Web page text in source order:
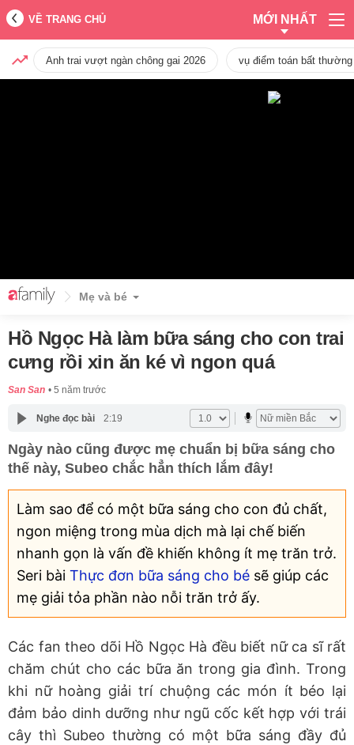
VỀ TRANG CHỦ MỚI NHẤT
Anh trai vượt ngàn chông gai 2026 vụ điểm toán bất
Mẹ và bé
Hồ Ngọc Hà làm bữa sáng cho con trai
cưng rồi xin ăn ké vì ngon quá
San San 5 năm trước
Nghe đọc bài 2:19
Ngày nào cũng được mẹ chuẩn bị bữa sáng cho
thế này, Subeo chắc hẳn thích lắm đây!
Làm sao để có một bữa sáng cho con đủ chất,
ngon miệng trong mùa dịch mà lại chế biến
nhanh gọn là vấn đề khiến không ít mẹ trăn trở.
Seri bài Thực đơn bữa sáng cho bé sẽ giúp các
mẹ giải tỏa phần nào nỗi trăn trở ấy.
Các fan theo dõi Hồ Ngọc Hà đều biết nữ ca sĩ rất
chăm chút cho các bữa ăn trong gia đình. Trong
khi nữ hoàng giải trí chuộng các món ít béo lại
đảm bảo dinh dưỡng như ngũ cốc kết hợp với trái
cây thì Subeo thường có một bữa sáng đầy đủ